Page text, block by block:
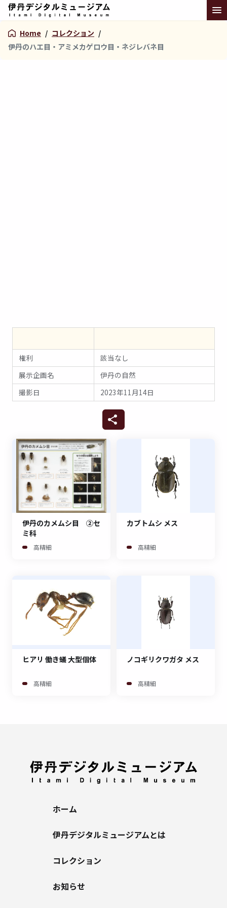
Home / コレクション /
伊丹のハエ目・アミメカゲロウ目・ネジレバネ目
権利
該当なし
展示企画名
伊丹の自然
撮影日
2023年11月14日
伊丹のカメムシ目 ②セ
ミ科
高精細
カブトムシ メス
高精細
ヒアリ 働き蟻 大型個体
高精細
ノコギリクワガタ メス
高精細
ホーム
伊丹デジタルミュージアムとは
コレクション
お知らせ